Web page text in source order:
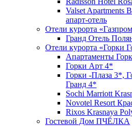
Valset Apartments
апарт-отель
Отели курорта
Гранд Отель
Отели курорта «Горки
Апартаменты
Горки Арт 4*
Горки -Плаза 3*,
Гранд 4*
Sochi Marriott
Novotel Resort
Rixos Krasnaya
Гостевой Дом ПЧЁЛКА